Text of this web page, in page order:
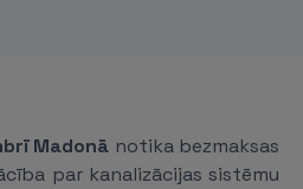
Madonā notika bezmaksas
par kanalizācijas sistēmu